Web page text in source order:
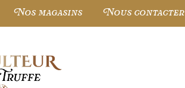
Nos magasins Nous contacter